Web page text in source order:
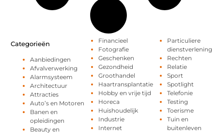
Categorieën
Aanbiedingen
Afvalverwerking
Alarmsysteem
Architectuur
Attracties
Auto’s en Motoren
Banen en
opleidingen
Beauty en
Financieel
Fotografie
Geschenken
Gezondheid
Groothandel
Haartransplantatie
Hobby en vrije tijd
Horeca
Huishoudelijk
Industrie
Internet
Particuliere
dienstverlening
Rechten
Relatie
Sport
Spotlight
Telefonie
Testing
Toerisme
Tuin en
buitenleven